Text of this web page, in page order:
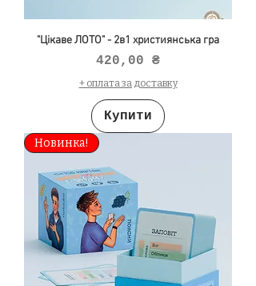
"Цікаве ЛОТО" - 2в1 християнська гра
Ціна
420,00 ₴
+ оплата за доставку
Купити
Новинка!